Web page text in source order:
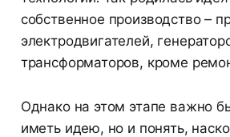
собственное производство –
электродвигателей,
трансформаторов, кроме
Однако на этом этапе важно
иметь идею, но и понять,